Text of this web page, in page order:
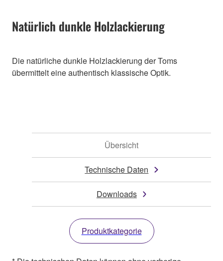
Natürlich dunkle Holzlackierung
Die natürliche dunkle Holzlackierung der Toms
übermittelt eine authentisch klassische Optik.
Übersicht
Technische Daten
Downloads
Produktkategorie